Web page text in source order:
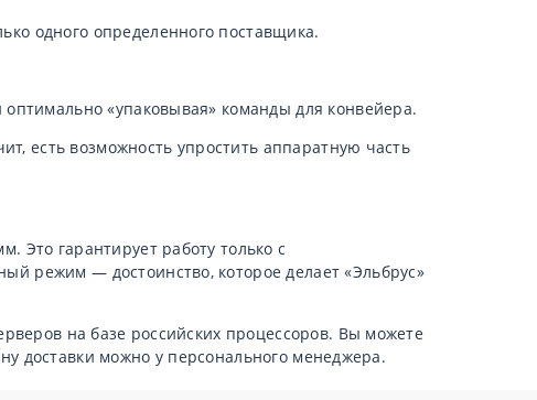
одного определенного поставщика.
«упаковывая» команды для конвейера.
есть возможность упростить аппаратную часть
Это гарантирует работу только с
режим — достоинство, которое делает «Эльбрус»
на базе российских процессоров. Вы можете
доставки можно у персонального менеджера.